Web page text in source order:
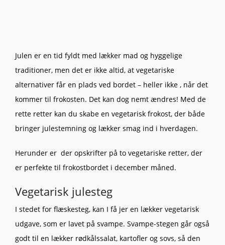
Julen er en tid fyldt med lækker mad og hyggelige
traditioner, men det er ikke altid, at vegetariske
alternativer får en plads ved bordet – heller ikke , når det
kommer til frokosten. Det kan dog nemt ændres! Med de
rette retter kan du skabe en vegetarisk frokost, der både
bringer julestemning og lækker smag ind i hverdagen.
Herunder er der opskrifter på to vegetariske retter, der
er perfekte til frokostbordet i december måned.
Vegetarisk julesteg
I stedet for flæskesteg, kan I få jer en lækker vegetarisk
udgave, som er lavet på svampe. Svampe-stegen går også
godt til en lækker rødkålssalat, kartofler og sovs, så den